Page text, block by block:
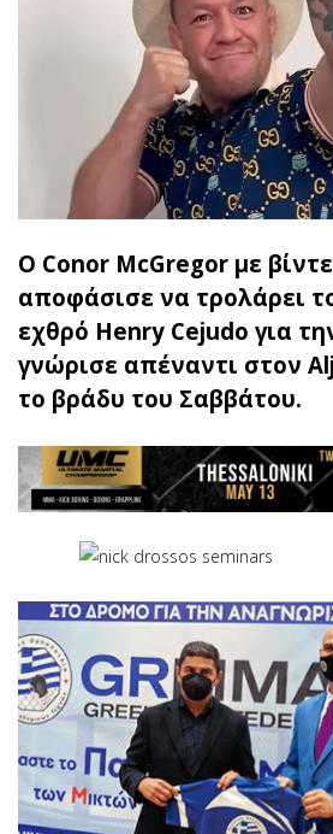
Ο Conor McGregor με
αποφάσισε να τρολάρει
εχθρό Henry Cejudo για
γνώρισε απέναντι στον
το βράδυ του Σαββάτου.